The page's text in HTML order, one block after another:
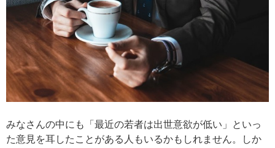
みなさんの中にも「最近の若者は出世意欲が低い」といっ
た意見を耳したことがある人もいるかもしれません。しか